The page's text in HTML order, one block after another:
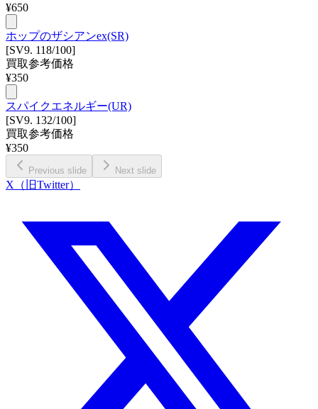
¥650
ホップのザシアンex(SR)
[SV9. 118/100]
買取参考価格
¥350
スパイクエネルギー(UR)
[SV9. 132/100]
買取参考価格
¥350
Previous slide Next slide
X（旧Twitter）